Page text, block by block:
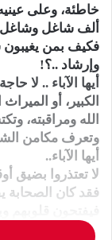
خاطئة، وعلى
ألف شاغل
فكيف بمن يغيبون
وإرشاد ..؟!
أيها الآباء .. لا
الكبير، أو
الله ومراقبته،
وتعرف مكامن
أيها الآباء..
لا تعتذروا
فقد كان الصحابة
ولا تعتذروا